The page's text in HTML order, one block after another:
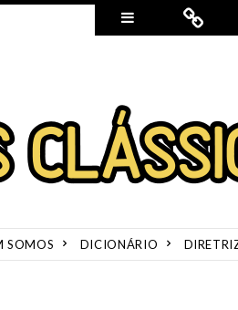
Widgets
SOMOS DICIONÁRIO